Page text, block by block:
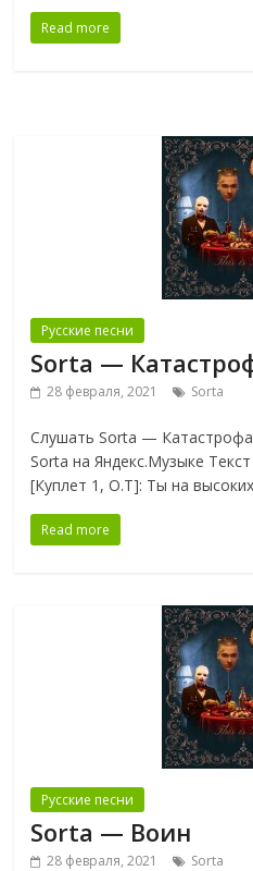
Read more
Русские песни
Sorta —
28 февраля, 2021 Sorta
Слушать Sorta —
Sorta на Яндекс.Музыке
[Куплет 1, O.T]: Ты на высоких
Read more
Русские песни
Sorta — Воин
28 февраля, 2021 Sorta